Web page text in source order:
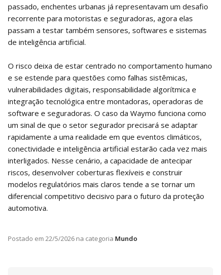
passado, enchentes urbanas já representavam um desafio
recorrente para motoristas e seguradoras, agora elas
passam a testar também sensores, softwares e sistemas
de inteligência artificial.
O risco deixa de estar centrado no comportamento humano
e se estende para questões como falhas sistêmicas,
vulnerabilidades digitais, responsabilidade algorítmica e
integração tecnológica entre montadoras, operadoras de
software e seguradoras. O caso da Waymo funciona como
um sinal de que o setor segurador precisará se adaptar
rapidamente a uma realidade em que eventos climáticos,
conectividade e inteligência artificial estarão cada vez mais
interligados. Nesse cenário, a capacidade de antecipar
riscos, desenvolver coberturas flexíveis e construir
modelos regulatórios mais claros tende a se tornar um
diferencial competitivo decisivo para o futuro da proteção
automotiva.
Postado em 22/5/2026 na categoria Mundo